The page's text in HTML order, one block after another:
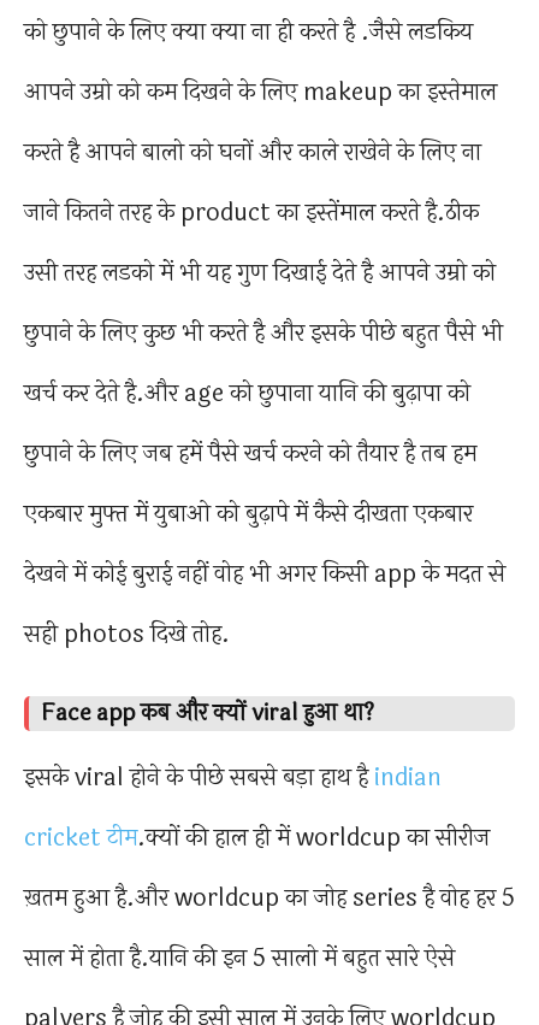
को छुपाने के लिए क्या क्या ना ही करते है .जैसे लडकिय
आपने उम्रो को कम दिखने के लिए makeup का इस्तेमाल
करते है आपने बालो को घनों और काले राखेने के लिए ना
जाने कितने तरह के product का इस्तेंमाल करते है.ठीक
उसी तरह लडको में भी यह गुण दिखाई देते है आपने उम्रो को
छुपाने के लिए कुछ भी करते है और इसके पीछे बहुत पैसे भी
खर्च कर देते है.और age को छुपाना यानि की बुढ़ापा को
छुपाने के लिए जब हमें पैसे खर्च करने को तैयार है तब हम
एकबार मुफ्त में युबाओ को बुढ़ापे में कैसे दीखता एकबार
देखने में कोई बुराई नहीं वोह भी अगर किसी app के मदत से
सही photos दिखे तोह.
Face app कब और क्यों viral हुआ था?
इसके viral होने के पीछे सबसे बड़ा हाथ हैindian
cricket टीम.क्यों की हाल ही में worldcup का सीरीज
ख़तम हुआ है.और worldcup का जोह series है वोह हर 5
साल में होता है.यानि की इन 5 सालो में बहुत सारे ऐसे